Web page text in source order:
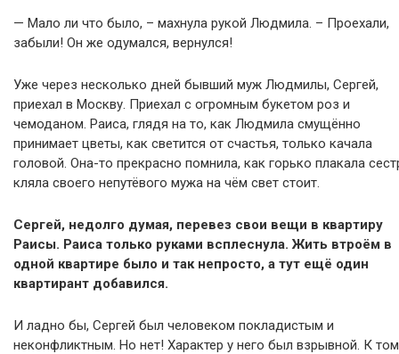
— Мало ли что было, – махнула рукой Людмила. – Проехали,
забыли! Он же одумался, вернулся!
Уже через несколько дней бывший муж Людмилы, Сергей,
приехал в Москву. Приехал с огромным букетом роз и
чемоданом. Раиса, глядя на то, как Людмила смущённо
принимает цветы, как светится от счастья, только качала
головой. Она-то прекрасно помнила, как горько плакала
кляла своего непутёвого мужа на чём свет стоит.
Сергей, недолго думая, перевез свои вещи в квартиру
Раисы. Раиса только руками всплеснула. Жить втроём в
одной квартире было и так непросто, а тут ещё один
квартирант добавился.
И ладно бы, Сергей был человеком покладистым и
неконфликтным. Но нет! Характер у него был взрывной. К